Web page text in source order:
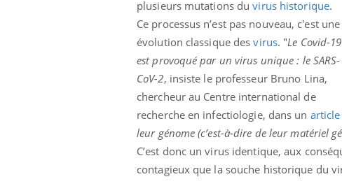
plusieurs mutations duvirus historique.
Ce processus n’est pas nouveau, c'est une
évolution classique desvirus. "Le Covid-19
est provoqué par un virus unique : le SARS-
CoV-2, insiste le professeur Bruno Lina,
chercheur au Centre international de
recherche en infectiologie, dans un article
leur génome (c’est-à-dire de leur matériel
C’est donc un virus identique, aux
contagieux que la souche historique du